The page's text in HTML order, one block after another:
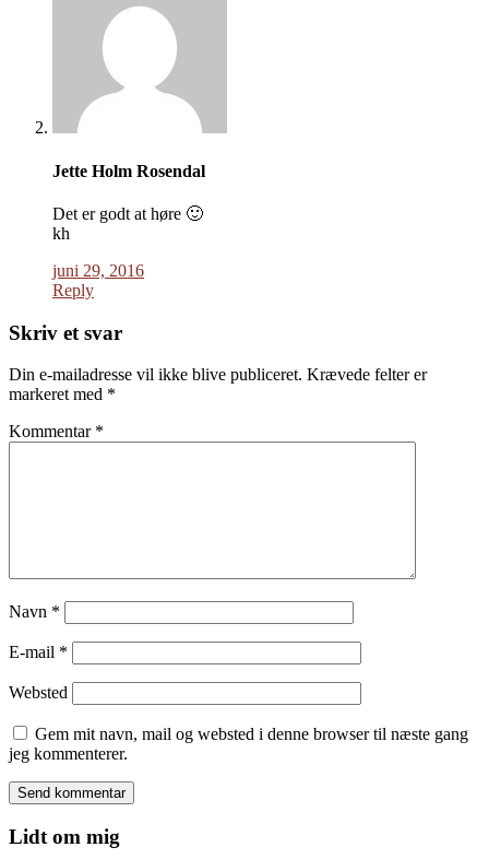
Jette Holm Rosendal
Det er godt at høre 🙂
kh
juni 29, 2016
Reply
Skriv et svar
Din e-mailadresse vil ikke blive publiceret. Krævede felter er
markeret med *
Kommentar *
Navn *
E-mail *
Websted
Gem mit navn, mail og websted i denne browser til næste gang
jeg kommenterer.
Lidt om mig